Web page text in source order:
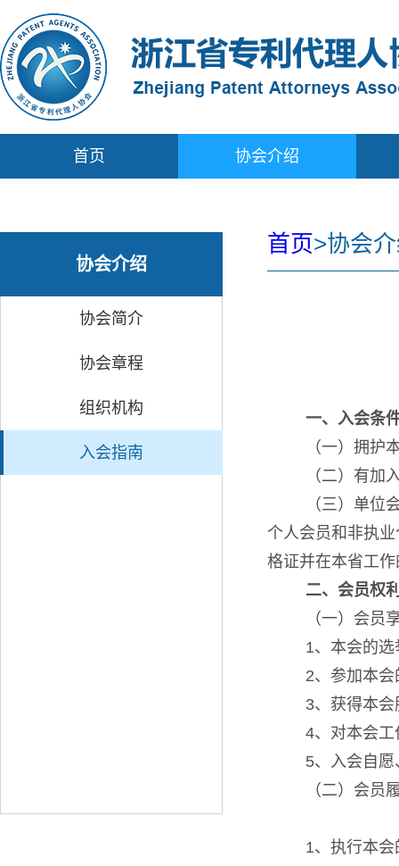
首页 协会介绍
协会介绍
协会简介
协会章程
组织机构
入会指南
首页>协会
一、 入会条
（一）拥护
（二）有加
（三）单位
个人会员和非执
格证并在本省工
二、 会员权
（一）会员
1、 本会的
2、参加本
3、获得本
4、对本会
5、入会自
（二）会员
1、执行本